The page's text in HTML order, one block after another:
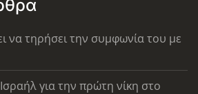
να τηρήσει την συμφωνία του με
για την πρώτη νίκη στο